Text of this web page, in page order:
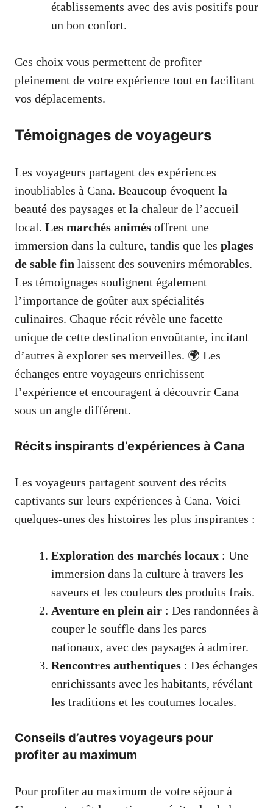
établissements avec des avis positifs pour
un bon confort.
Ces choix vous permettent de profiter
pleinement de votre expérience tout en facilitant
vos déplacements.
Témoignages de voyageurs
Les voyageurs partagent des expériences
inoubliables à Cana. Beaucoup évoquent la
beauté des paysages et la chaleur de l’accueil
local. Les marchés animés offrent une
immersion dans la culture, tandis que les plages
de sable fin laissent des souvenirs mémorables.
Les témoignages soulignent également
l’importance de goûter aux spécialités
culinaires. Chaque récit révèle une facette
unique de cette destination envoûtante, incitant
d’autres à explorer ses merveilles. 🌍 Les
échanges entre voyageurs enrichissent
l’expérience et encouragent à découvrir Cana
sous un angle différent.
Récits inspirants d’expériences à Cana
Les voyageurs partagent souvent des récits
captivants sur leurs expériences à Cana. Voici
quelques-unes des histoires les plus inspirantes :
Exploration des marchés locaux : Une
immersion dans la culture à travers les
saveurs et les couleurs des produits frais.
Aventure en plein air : Des randonnées à
couper le souffle dans les parcs
nationaux, avec des paysages à admirer.
Rencontres authentiques : Des échanges
enrichissants avec les habitants, révélant
les traditions et les coutumes locales.
Conseils d’autres voyageurs pour
profiter au maximum
Pour profiter au maximum de votre séjour à